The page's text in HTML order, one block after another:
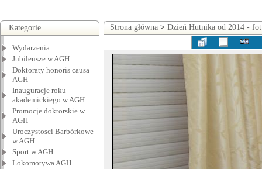
Kategorie
Wydarzenia
Jubileusze w AGH
Doktoraty honoris causa
AGH
Inauguracje roku
akademickiego w AGH
Promocje doktorskie w
AGH
Uroczystosci Barbórkowe
w AGH
Sport w AGH
Lokomotywa AGH
Strona główna > Dzień Hutnika od 2014 -